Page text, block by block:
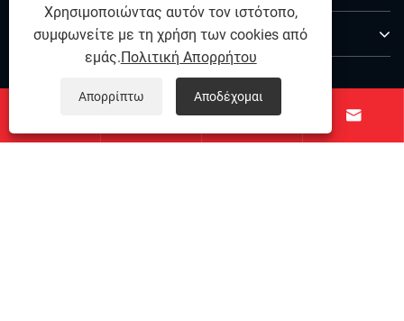
Επικοινωνήστε μαζί μας
 
Χρησιμοποιώντας αυτόν τον ιστότοπο,
συμφωνείτε με τη χρήση των cookies από
εμάς.Πολιτική Απορρήτου
Απορρίπτω Αποδέχομαι